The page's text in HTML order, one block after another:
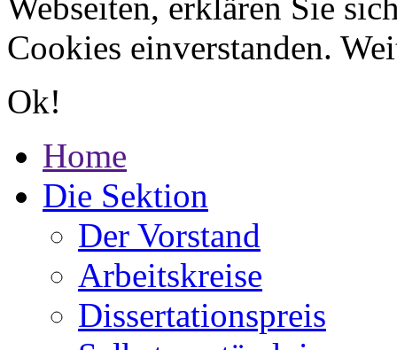
Cookies einverstanden.
Ok!
Home
Die Sektion
Der Vorstand
Arbeitskreise
Dissertationspreis